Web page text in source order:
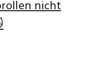
nicht